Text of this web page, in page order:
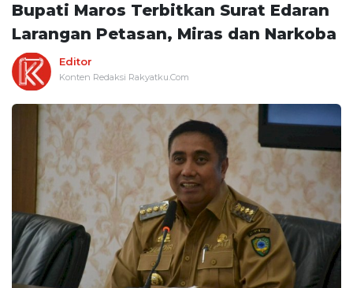
Bupati Maros Terbitkan Surat Edaran
Larangan Petasan, Miras dan Narkoba
Editor
Konten Redaksi Rakyatku.Com